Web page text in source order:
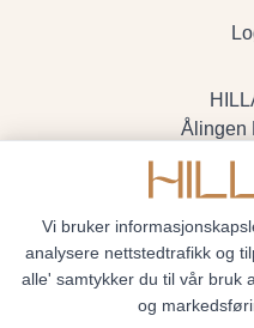
Ålingen
-
Vi bruker
analysere nettstedtrafikk og
alle' samtykker du til vår bruk
og